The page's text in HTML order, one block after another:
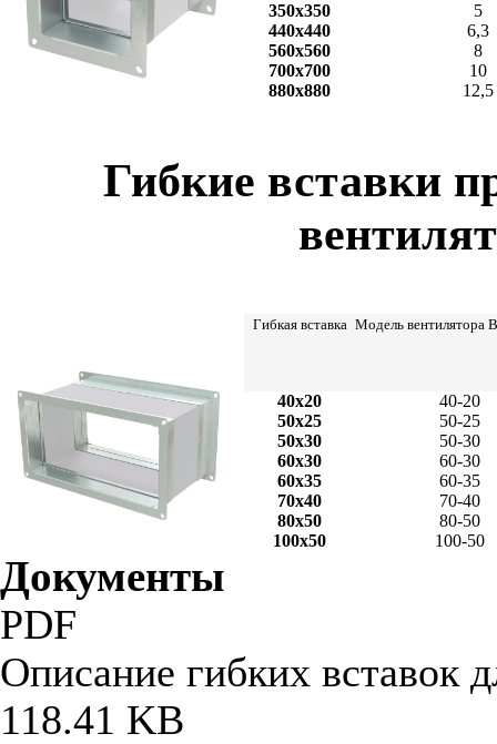
350x350
5
440x440
6,3
560x560
8
700x700
10
880x880
12,5
Гибкие вставки
Гибкая вставка Модель
40x20
40-20
50x25
50-25
50x30
50-30
60x30
60-30
60x35
60-35
70x40
70-40
80x50
80-50
100x50
100-50
Документы
PDF
Описание гибких вставок
118.41 KB